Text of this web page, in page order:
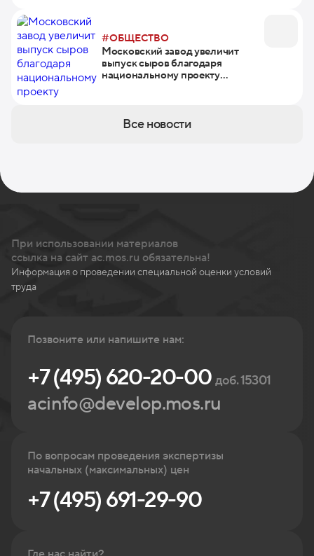
student-specializations/&quot;
class=&quot;link --color-
dark&quot;&gt;специальность&lt;/a&gt;
#ОБЩЕСТВО
Московский завод увеличит
выпуск сыров благодаря
национальному проекту
Все новости
При использовании материалов
ссылка на сайт ac.mos.ru обязательна!
Информация о проведении специальной оценки условий
труда
Позвоните или напишите нам:
+7 (495) 620-20-00доб. 15301
acinfo@develop.mos.ru
По вопросам проведения экспертизы
начальных (максимальных) цен
+7 (495) 691-29-90